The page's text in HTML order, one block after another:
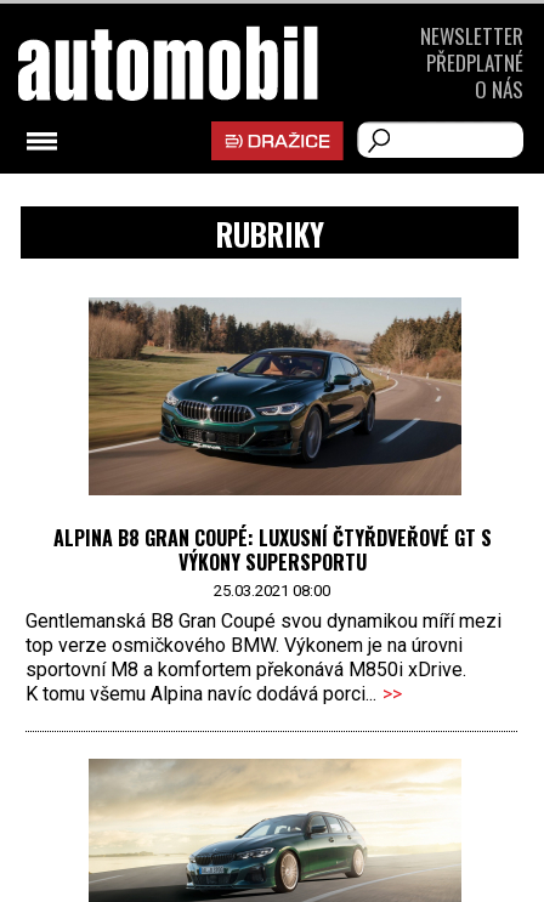
RUBRIKY
ALPINA B8 GRAN COUPÉ: LUXUSNÍ ČTYŘDVEŘOVÉ GT S
VÝKONY SUPERSPORTU
25.03.2021 08:00
Gentlemanská B8 Gran Coupé svou dynamikou míří mezi
top verze osmičkového BMW. Výkonem je na úrovni
sportovní M8 a komfortem překonává M850i xDrive.
K tomu všemu Alpina navíc dodává porci... >>
NEWSLETTER
PŘEDPLATNÉ
O NÁS